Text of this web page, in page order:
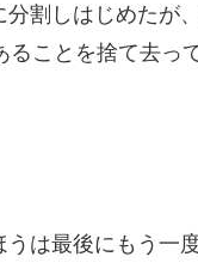
分割しはじめたが
ることを捨て去
うは最後にもう